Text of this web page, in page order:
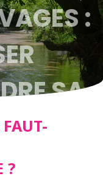
:
SA
?